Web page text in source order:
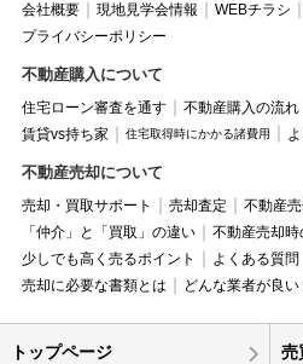
会社概要
現地見学会情報 WEBチラシ
プライバシーポリシー
不動産購入について
住宅ローン審査を通す 不動産購入の流れ
賃貸vs持ち家
住宅取得時にかかる諸費用
不動産売却について
売却・買取サポート 売却査定 不動産
「仲介」と「買取」の違い
不動産売却時
少しでも高く売るポイント
よくある質問
売却に必要な書類とは
どんな業者が良い
トップページ 売